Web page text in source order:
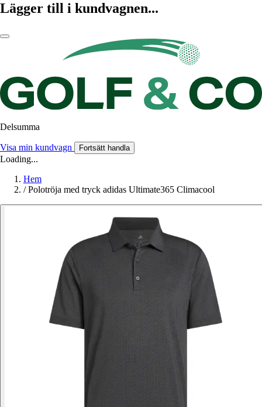
Lägger till i kundvagnen...
Delsumma
Visa min kundvagn Fortsätt handla
Loading...
Hem
/ Polotröja med tryck adidas Ultimate365 Climacool